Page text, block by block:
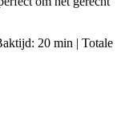
20 min | Totale